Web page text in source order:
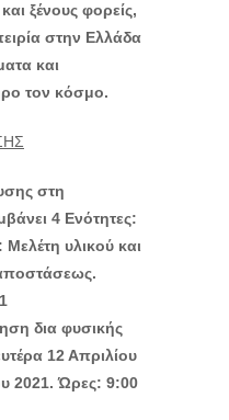
ξένους φορείς,
στην Ελλάδα
και
τον κόσμο.
στη
4 Ενότητες:
υλικού και
δια φυσικής
12 Απριλίου
2021. Ώρες: 9:00